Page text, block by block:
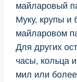
майларовый
Муку, крупы и
майларовом
Для других
часы, кольца
мил или